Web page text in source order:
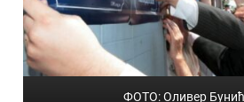
ФОТО: Оливер